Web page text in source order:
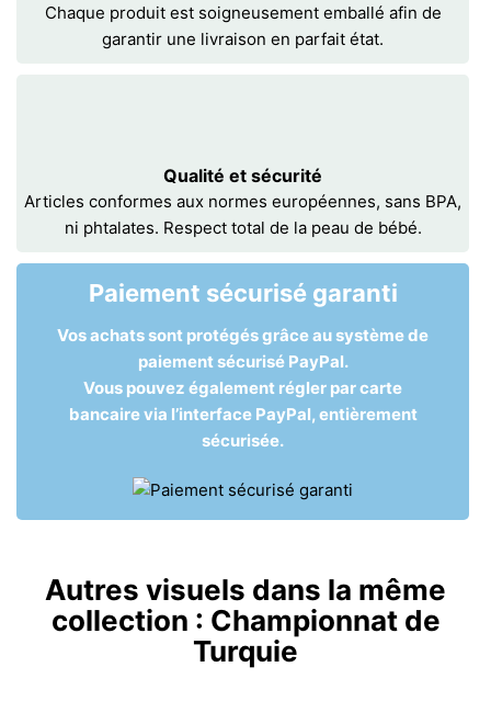
Chaque produit est soigneusement emballé afin de
garantir une livraison en parfait état.
Qualité et sécurité
Articles conformes aux normes européennes, sans BPA,
ni phtalates. Respect total de la peau de bébé.
Paiement sécurisé garanti
Vos achats sont protégés grâce au système de
paiement sécurisé PayPal.
Vous pouvez également régler par carte
bancaire via l’interface PayPal, entièrement
sécurisée.
Autres visuels dans la même
collection : Championnat de
Turquie